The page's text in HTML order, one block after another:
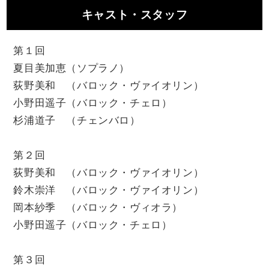
キャスト・スタッフ
第１回
夏目美加恵（ソプラノ）
荻野美和 （バロック・ヴァイオリン）
小野田遥子（バロック・チェロ）
杉浦道子 （チェンバロ）
第２回
荻野美和 （バロック・ヴァイオリン）
鈴木崇洋 （バロック・ヴァイオリン）
岡本紗季 （バロック・ヴィオラ）
小野田遥子（バロック・チェロ）
第３回